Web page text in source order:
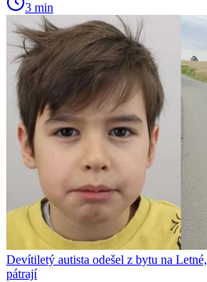
3 min
Devítiletý autista odešel z bytu na
pátrají